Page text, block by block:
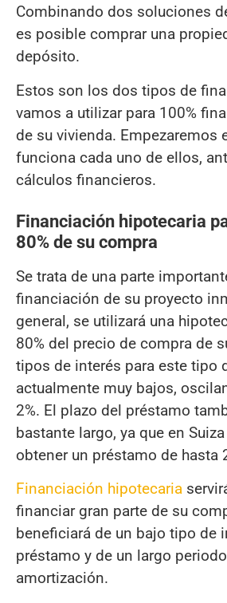
Combinando dos soluciones
es posible comprar una
depósito.
Estos son los dos tipos de
vamos a utilizar para 100%
de su vivienda. Empezaremos
funciona cada uno de ellos,
cálculos financieros.
Financiación hipotecaria
80% de su compra
Se trata de una parte
financiación de su proyecto
general, se utilizará una
80% del precio de compra de
tipos de interés para este tipo
actualmente muy bajos,
2%. El plazo del préstamo
bastante largo, ya que en
obtener un préstamo de hasta
Financiación hipotecaria
financiar gran parte de su
beneficiará de un bajo tipo de
préstamo y de un largo
amortización.